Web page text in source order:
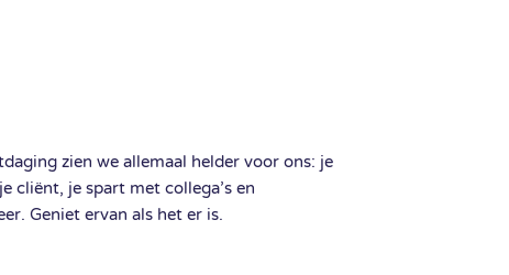
zien we allemaal helder voor ons: je
cliënt, je spart met collega’s en
Geniet ervan als het er is.